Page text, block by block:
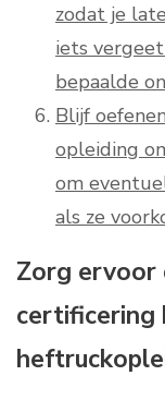
zodat je
iets
bepaalde
Blijf
opleiding
om
als ze
Zorg ervoor
certificering